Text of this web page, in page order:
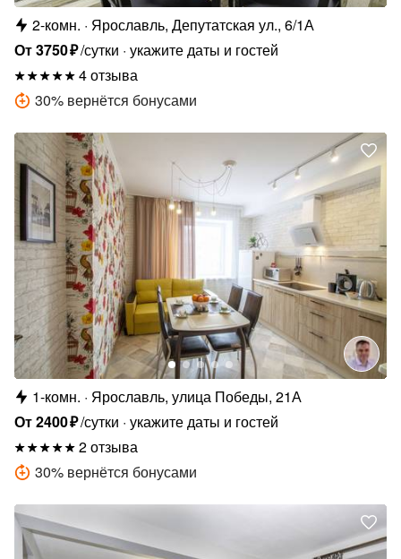
2-комн.
Ярославль, Депутатская ул., 6/1А
От3750₽/сутки укажите даты и гостей
4 отзыва
30% вернётся бонусами
1-комн.
Ярославль, улица Победы, 21А
От2400₽/сутки укажите даты и гостей
2 отзыва
30% вернётся бонусами